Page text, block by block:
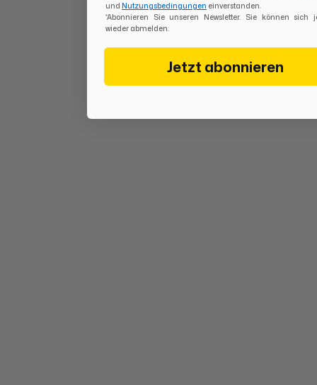
und Nutzungsbedingungen einverstanden.
*Abonnieren Sie unseren Newsletter. Sie können sich
wieder abmelden.
Jetzt abonnieren